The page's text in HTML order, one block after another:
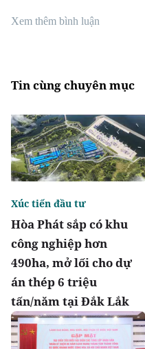
Xem thêm bình luận
Tin cùng chuyên mục
Hòa Phát sắp có khu
công nghiệp hơn
490ha, mở lối cho dự
án thép 6 triệu
tấn/năm tại Đắk Lắk
Xúc tiến đầu tư